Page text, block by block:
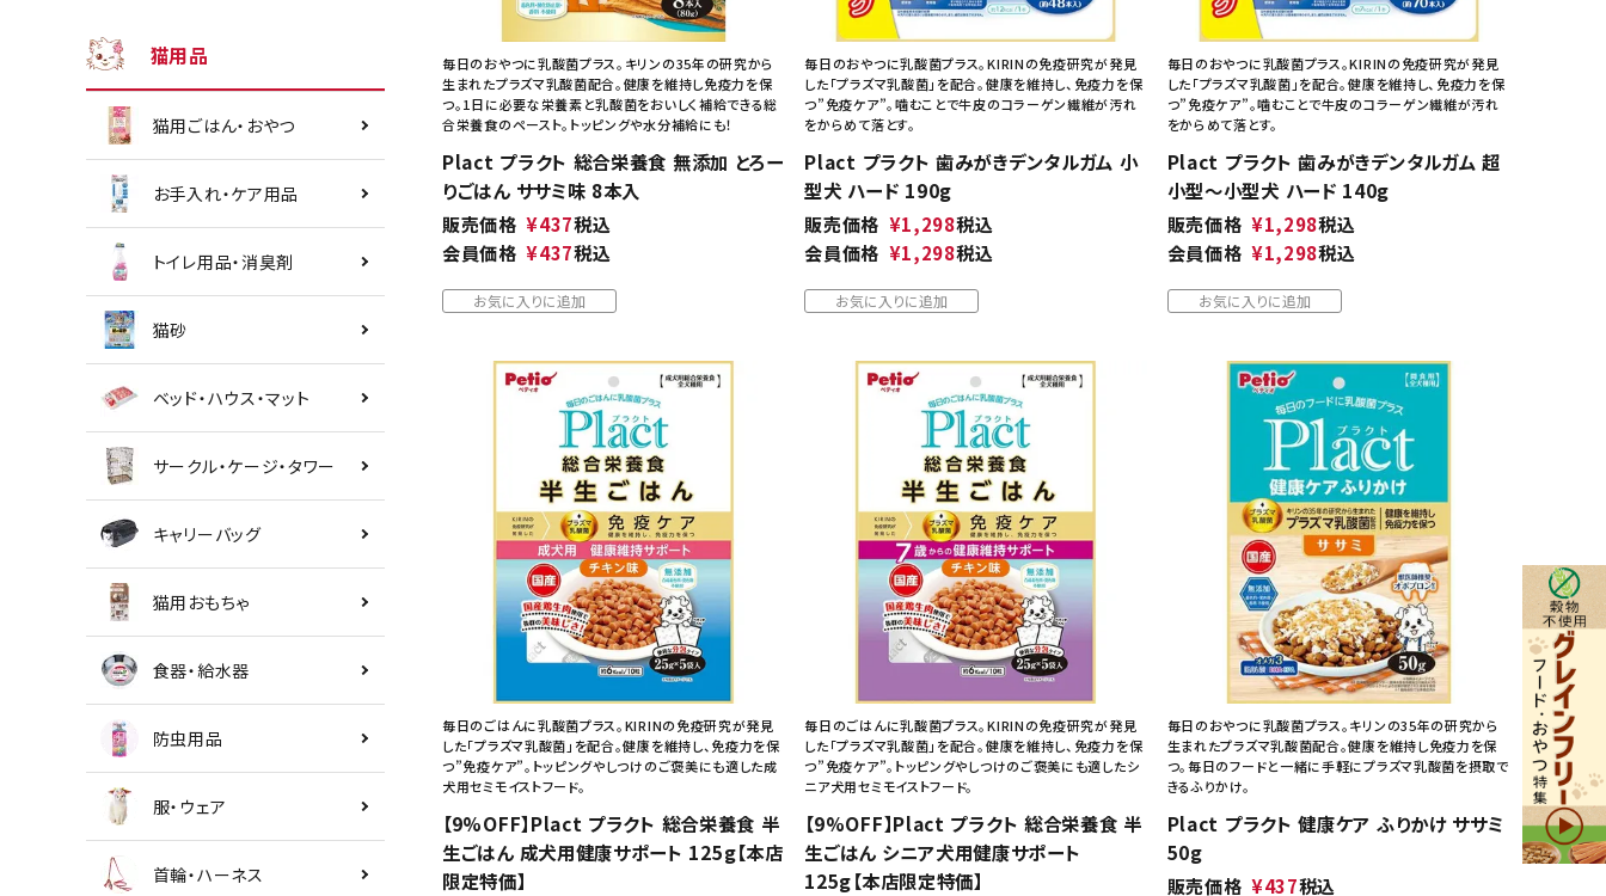
猫用品
猫用ごはん・おやつ
お手入れ・ケア用品
トイレ用品・消臭剤
猫砂
ベッド・ハウス・マット
サークル・ケージ・タワー
キャリーバッグ
猫用おもちゃ
食器・給水器
防虫用品
服・ウェア
首輪・ハーネス
毎日のおやつに乳酸菌プラス。キリンの35年の研究から
生まれたプラズマ乳酸菌配合。健康を維持し免疫力を保
つ。1日に必要な栄養素と乳酸菌をおいしく補給できる総
合栄養食のペースト。トッピングや水分補給にも！
Plact プラクト 総合栄養食 無添加 とろー
りごはん ササミ味 8本入
販売価格 ¥437税込
会員価格 ¥437税込
お気に入りに追加
毎日のおやつに乳酸菌プラス。KIRINの免疫研究が発見
した「プラズマ乳酸菌」を配合。健康を維持し、免疫力を保
つ”免疫ケア”。噛むことで牛皮のコラーゲン繊維が汚れ
をからめて落とす。
Plact プラクト 歯みがきデンタルガム 小
型犬 ハード 190g
販売価格 ¥1,298税込
会員価格 ¥1,298税込
お気に入りに追加
毎日のおやつに乳酸菌プラス。KIRINの免疫研究が発見
した「プラズマ乳酸菌」を配合。健康を維持し、免疫力を保
つ”免疫ケア”。噛むことで牛皮のコラーゲン繊維が汚れ
をからめて落とす。
Plact プラクト 歯みがきデンタルガム 超
小型～小型犬 ハード 140g
販売価格 ¥1,298税込
会員価格 ¥1,298税込
お気に入りに追加
毎日のごはんに乳酸菌プラス。KIRINの免疫研究が発見
した「プラズマ乳酸菌」を配合。健康を維持し、免疫力を保
つ”免疫ケア”。トッピングやしつけのご褒美にも適した成
犬用セミモイストフード。
【9%OFF】Plact プラクト 総合栄養食 半
生ごはん 成犬用健康サポート 125g【本店
限定特価】
毎日のごはんに乳酸菌プラス。KIRINの免疫研究が発見
した「プラズマ乳酸菌」を配合。健康を維持し、免疫力を保
つ”免疫ケア”。トッピングやしつけのご褒美にも適したシ
ニア犬用セミモイストフード。
【9%OFF】Plact プラクト 総合栄養食 半
生ごはん シニア犬用健康サポート
125g【本店限定特価】
毎日のおやつに乳酸菌プラス。キリンの35年の研究から
生まれたプラズマ乳酸菌配合。健康を維持し免疫力を保
つ。毎日のフードと一緒に手軽にプラズマ乳酸菌を摂取で
きるふりかけ。
Plact プラクト 健康ケア ふりかけ ササミ
50g
販売価格 ¥437税込